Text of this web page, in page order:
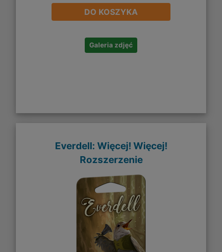
DO KOSZYKA
Galeria zdjęć
Everdell: Więcej! Więcej!
Rozszerzenie